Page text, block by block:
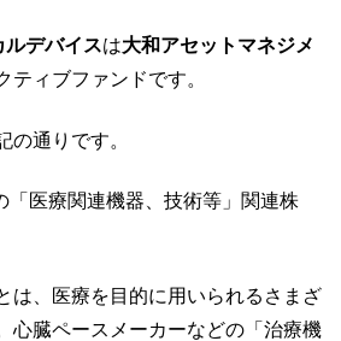
デバイスは大和アセットマネジメ
ティブファンドです。
の通りです。
「医療関連機器、技術等」関連株
は、医療を目的に用いられるさまざ
心臓ペースメーカーなどの「治療機